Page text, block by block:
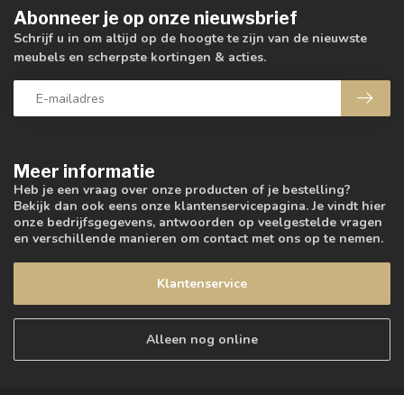
Meer informatie
Heb je een vraag over onze producten of je bestelling?
Bekijk dan ook eens onze klantenservicepagina. Je vindt hier
onze bedrijfsgegevens, antwoorden op veelgestelde vragen
en verschillende manieren om contact met ons op te nemen.
Klantenservice
Alleen nog online
Abonneer je op onze nieuwsbrief
Schrijf u in om altijd op de hoogte te zijn van de nieuwste
meubels en scherpste kortingen & acties.